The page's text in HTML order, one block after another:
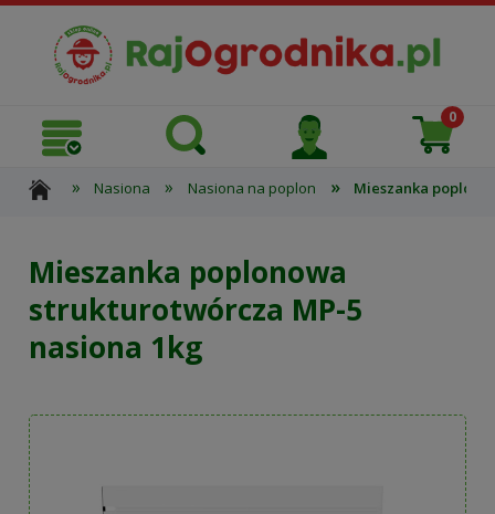
» Nasiona » Nasiona na poplon » Mieszanka
Mieszanka poplonowa
strukturotwórcza MP-5
nasiona 1kg